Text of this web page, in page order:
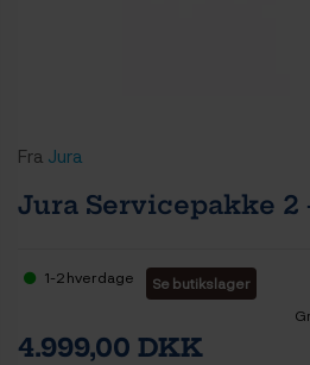
Fra Jura
Jura Servicepakke 2
1-2 hverdage
Se butikslager
4.999,00 DKK